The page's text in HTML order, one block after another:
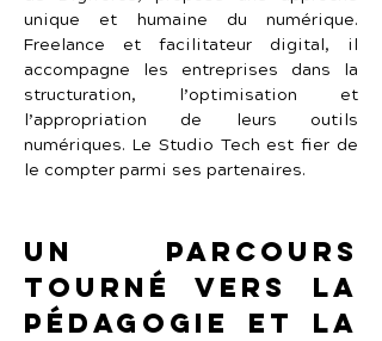
unique et humaine du numérique.
Freelance et facilitateur digital, il
accompagne les entreprises dans la
structuration, l’optimisation et
l’appropriation de leurs outils
numériques. Le Studio Tech est fier de
le compter parmi ses partenaires.
Un parcours
tourné vers la
pédagogie et la